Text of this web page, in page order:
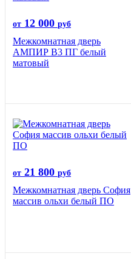
от 12 000 руб
Межкомнатная дверь
АМПИР В3 ПГ белый
матовый
от 21 800 руб
Межкомнатная дверь София
массив ольхи белый ПО